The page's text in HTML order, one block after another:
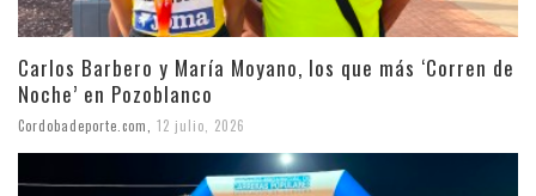
Carlos Barbero y María Moyano, los que más ‘Corren de
Noche’ en Pozoblanco
Cordobadeporte.com 12 julio, 2026